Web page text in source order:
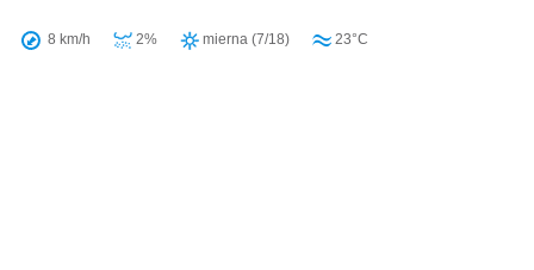
8 km/h 2% mierna (7/18) 23°C